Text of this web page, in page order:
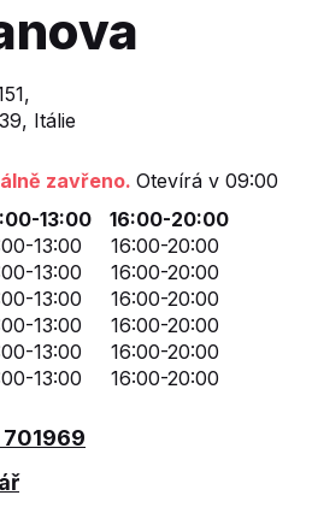
Itálie
zavřeno. Otevírá v 09:00
13:00
16:00-20:00
13:00
16:00-20:00
13:00
16:00-20:00
13:00
16:00-20:00
13:00
16:00-20:00
13:00
16:00-20:00
13:00 16:00-20:00